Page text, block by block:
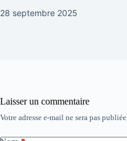
28 septembre 2025
Laisser un commentaire
Votre adresse e-mail ne sera pas publiée.